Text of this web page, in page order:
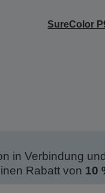
SureColor
in Verbindung
Rabatt von 10